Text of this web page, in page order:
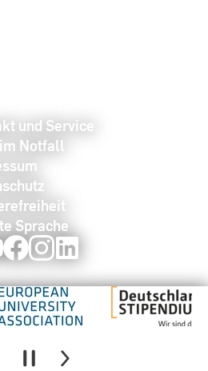
und Service
Notfall
Sprache
YoutubeFacebookInstagram